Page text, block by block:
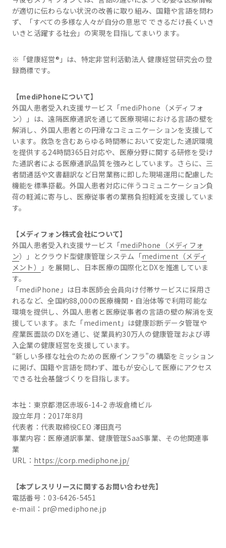
が適切に伝わらない状況の改善に取り組み、国籍や言語を問わ
ず、「すべての多様な人々が自分の意思で できるだけ長くいき
いきと活躍する社会」の実現を目指してまいります。
※「健康経営®」は、特定非営利活動法人 健康経営研究会の登
録商標です。
【mediPhoneについて】
外国人患者受入れ支援サービス「mediPhone（メディフォ
ン）」は、遠隔医療通訳を通じて医療現場における言語の壁を
解消し、外国人患者との円滑なコミュニケーションを支援して
います。救急を含むあらゆる時間帯において安定した通訳環境
を提供する24時間365日対応や、医療分野に関する研修を受け
た通訳者による医療通訳品質を強みとしています。さらに、三
者間通話や文書翻訳など日常業務に即した現場運用に配慮した
機能を標準搭載。外国人患者対応に伴うコミュニケーション負
荷の軽減に寄与し、医療従事者の業務負担軽減を支援していま
す。
【メディフォン株式会社について】
外国人患者受入れ支援サービス「mediPhone（メディフォ
ン）」とクラウド型健康管理システム「mediment（メディ
メント）
」を展開し、日本医療の国際化とDXを推進していま
す。
「mediPhone」は日本医師会会員向け付帯サービスに採用さ
れるなど、全国約88,000の医療機関・自治体等で利用可能な
環境を提供し、外国人患者と医療従事者の言語の壁の解消を支
援しています。また「mediment」は健康診断データ管理や
産業医面談のDXを通じ、従業員約30万人の健康管理および導
入企業の健康経営を支援しています。
“新しい多様な社会のための医療インフラ”の構築をミッション
に掲げ、国籍や言語を問わず、誰もが安心して医療にアクセス
できる社会基盤づくりを目指します。
本社：東京都港区赤坂6-14-2 赤坂倉橋ビル
設立年月：2017年8月
代表者：代表取締役CEO 澤田真弓
事業内容：医療通訳事業、健康管理SaaS事業、その他関連事
業
URL： https://corp.mediphone.jp/
【本プレスリリースに関するお問い合わせ先】
電話番号：03-6426-5451
e-mail：pr@mediphone.jp